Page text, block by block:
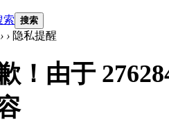
索 搜索
› › 隐私提醒
！由于